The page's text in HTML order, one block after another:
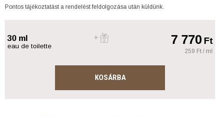
Pontos tájékoztatást a rendelést feldolgozása után küldünk.
30 ml
eau de toilette 7 770Ft
259 Ft / ml
KOSÁRBA